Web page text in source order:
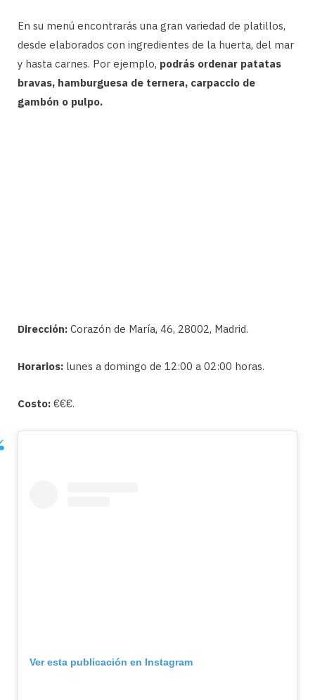
En su menú encontrarás una gran variedad de platillos,
desde elaborados con ingredientes de la huerta, del mar
y hasta carnes. Por ejemplo, podrás ordenar patatas
bravas, hamburguesa de ternera, carpaccio de
gambón o pulpo.
Dirección: Corazón de María, 46, 28002, Madrid.
Horarios: lunes a domingo de 12:00 a 02:00 horas.
Costo: €€€.
Ver esta publicación en Instagram